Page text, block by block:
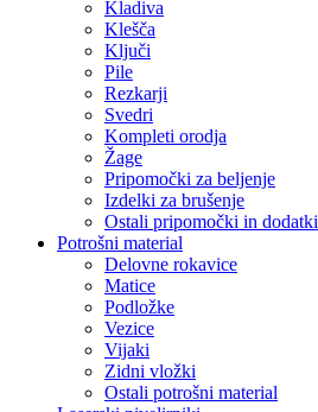
Kladiva
Klešča
Ključi
Pile
Rezkarji
Svedri
Kompleti orodja
Žage
Pripomočki za beljenje
Izdelki za brušenje
Ostali pripomočki in dodatki
Potrošni material
Delovne rokavice
Matice
Podložke
Vezice
Vijaki
Zidni vložki
Ostali potrošni material